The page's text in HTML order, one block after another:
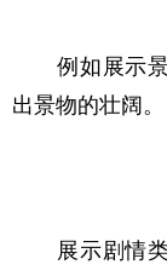
例如展示景
出景物的壮阔。
展示剧情类